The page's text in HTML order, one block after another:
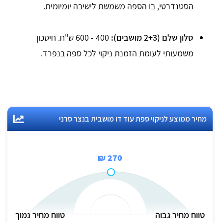
הסטנדרטי, בו הספה משמשת לישיבה יומיומית.
סלון שלם (2+3 מושבים):
400 - 600 ש"ח. חיסכון
משמעותי לעומת הזמנת ניקוי לכל ספה בנפרד.
מחיר ממוצע לניקוי ספת עוד דו מושבית בנצר סרני
270 ₪
טווח מחיר גבוה טווח מחיר נמוך